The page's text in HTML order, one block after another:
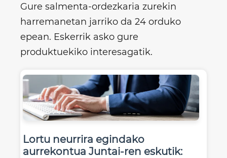
Gure salmenta-ordezkaria zurekin
harremanetan jarriko da 24 orduko
epean. Eskerrik asko gure
produktuekiko interesagatik.
Lortu neurrira egindako
aurrekontua Juntai-ren eskutik: